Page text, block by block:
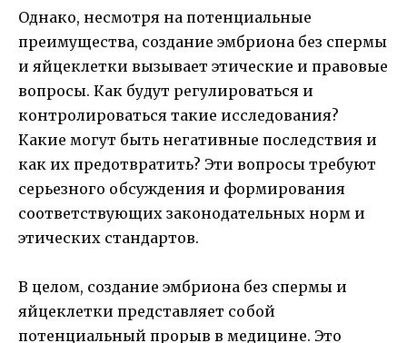
Однако, несмотря на потенциальные
преимущества, создание эмбриона без спермы
и яйцеклетки вызывает этические и правовые
вопросы. Как будут регулироваться и
контролироваться такие исследования?
Какие могут быть негативные последствия и
как их предотвратить? Эти вопросы требуют
серьезного обсуждения и формирования
соответствующих законодательных норм и
этических стандартов.
В целом, создание эмбриона без спермы и
яйцеклетки представляет собой
потенциальный прорыв в медицине. Это